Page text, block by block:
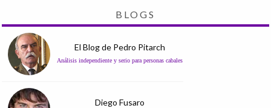
BLOGS
El Blog de Pedro Pitarch
Análisis independiente y serio para personas cabales
Diego Fusaro